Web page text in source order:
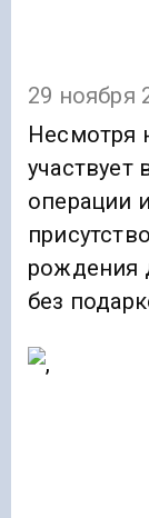
29 ноября
Несмотря
участвует
операции
рождения
без